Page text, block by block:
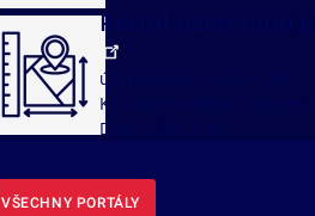
Portál územního
územní plány obcí
Královéhradeckého kraje -
DMVS, část ÚAP
VŠECHNY PORTÁLY